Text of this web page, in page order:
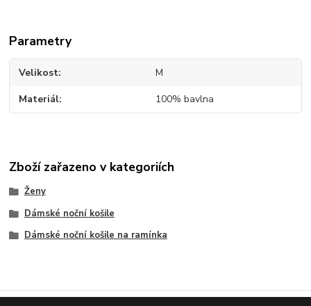
Parametry
Velikost M
Materiál 100% bavlna
Zboží zařazeno v kategoriích
Ženy
Dámské noční košile
Dámské noční košile na ramínka